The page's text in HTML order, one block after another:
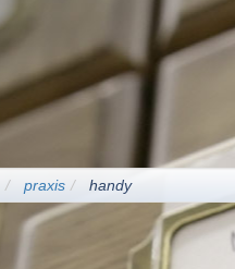
praxis handy